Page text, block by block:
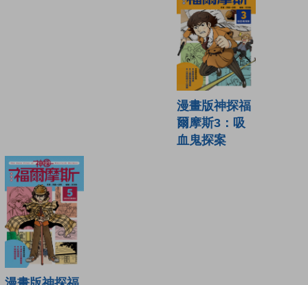
漫畫版神探福
爾摩斯3：吸
血鬼探案